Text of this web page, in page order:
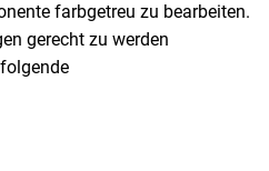
farbgetreu zu bearbeiten.
gerecht zu werden